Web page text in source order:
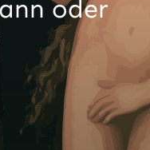
oder